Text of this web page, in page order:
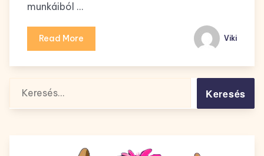
munkáiból …
Read More Viki